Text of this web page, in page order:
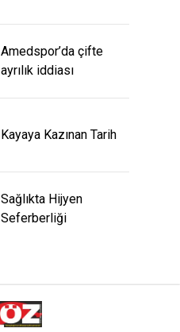
Amedspor’da çifte
ayrılık iddiası
Kayaya Kazınan Tarih
Sağlıkta Hijyen
Seferberliği